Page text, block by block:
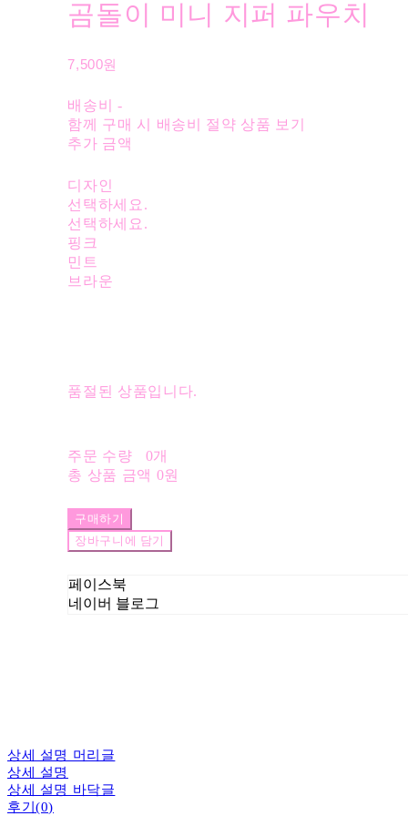
곰돌이 미니 지퍼 파우치
7,500원
배송비 -
함께 구매 시 배송비 절약 상품 보기
추가 금액
디자인
선택하세요.
선택하세요.
핑크
민트
브라운
품절된 상품입니다.
주문 수량
0개
총 상품 금액 0원
구매하기
장바구니에 담기
페이스북
네이버 블로그
상세 설명 머리글
상세 설명
상세 설명 바닥글
후기(0)